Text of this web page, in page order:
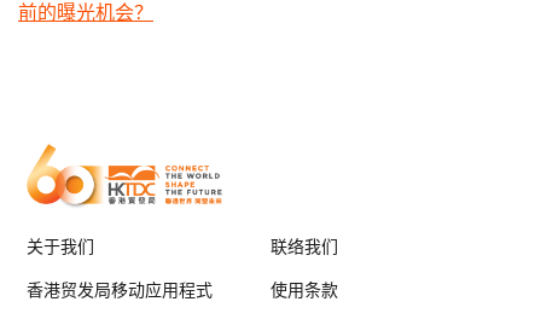
前的曝光机会？
关于我们 联络我们
香港贸发局移动应用程式 使用条款